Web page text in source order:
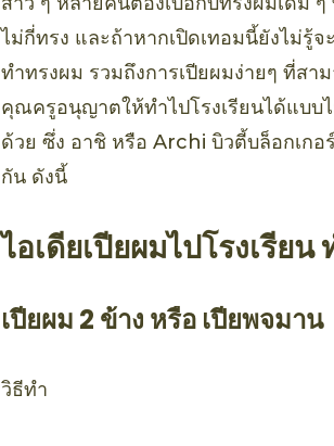
ไม่กี่ทรง และถ้าหากเปิดเทอมนี้ยังไม่รู้
ทำทรงผม รวมถึงการเปียผมง่ายๆ ที่สา
คุณครูอนุญาตให้ทำไปโรงเรียนได้แบบ
ด้วย ซึ่ง อาชิ หรือ Archi บิวตี้บล็อกเกอ
กัน ดังนี้
ไอเดียเปียผมไปโรงเรียน
เปียผม 2 ข้าง หรือ เปียพจมาน
วิธีทำ